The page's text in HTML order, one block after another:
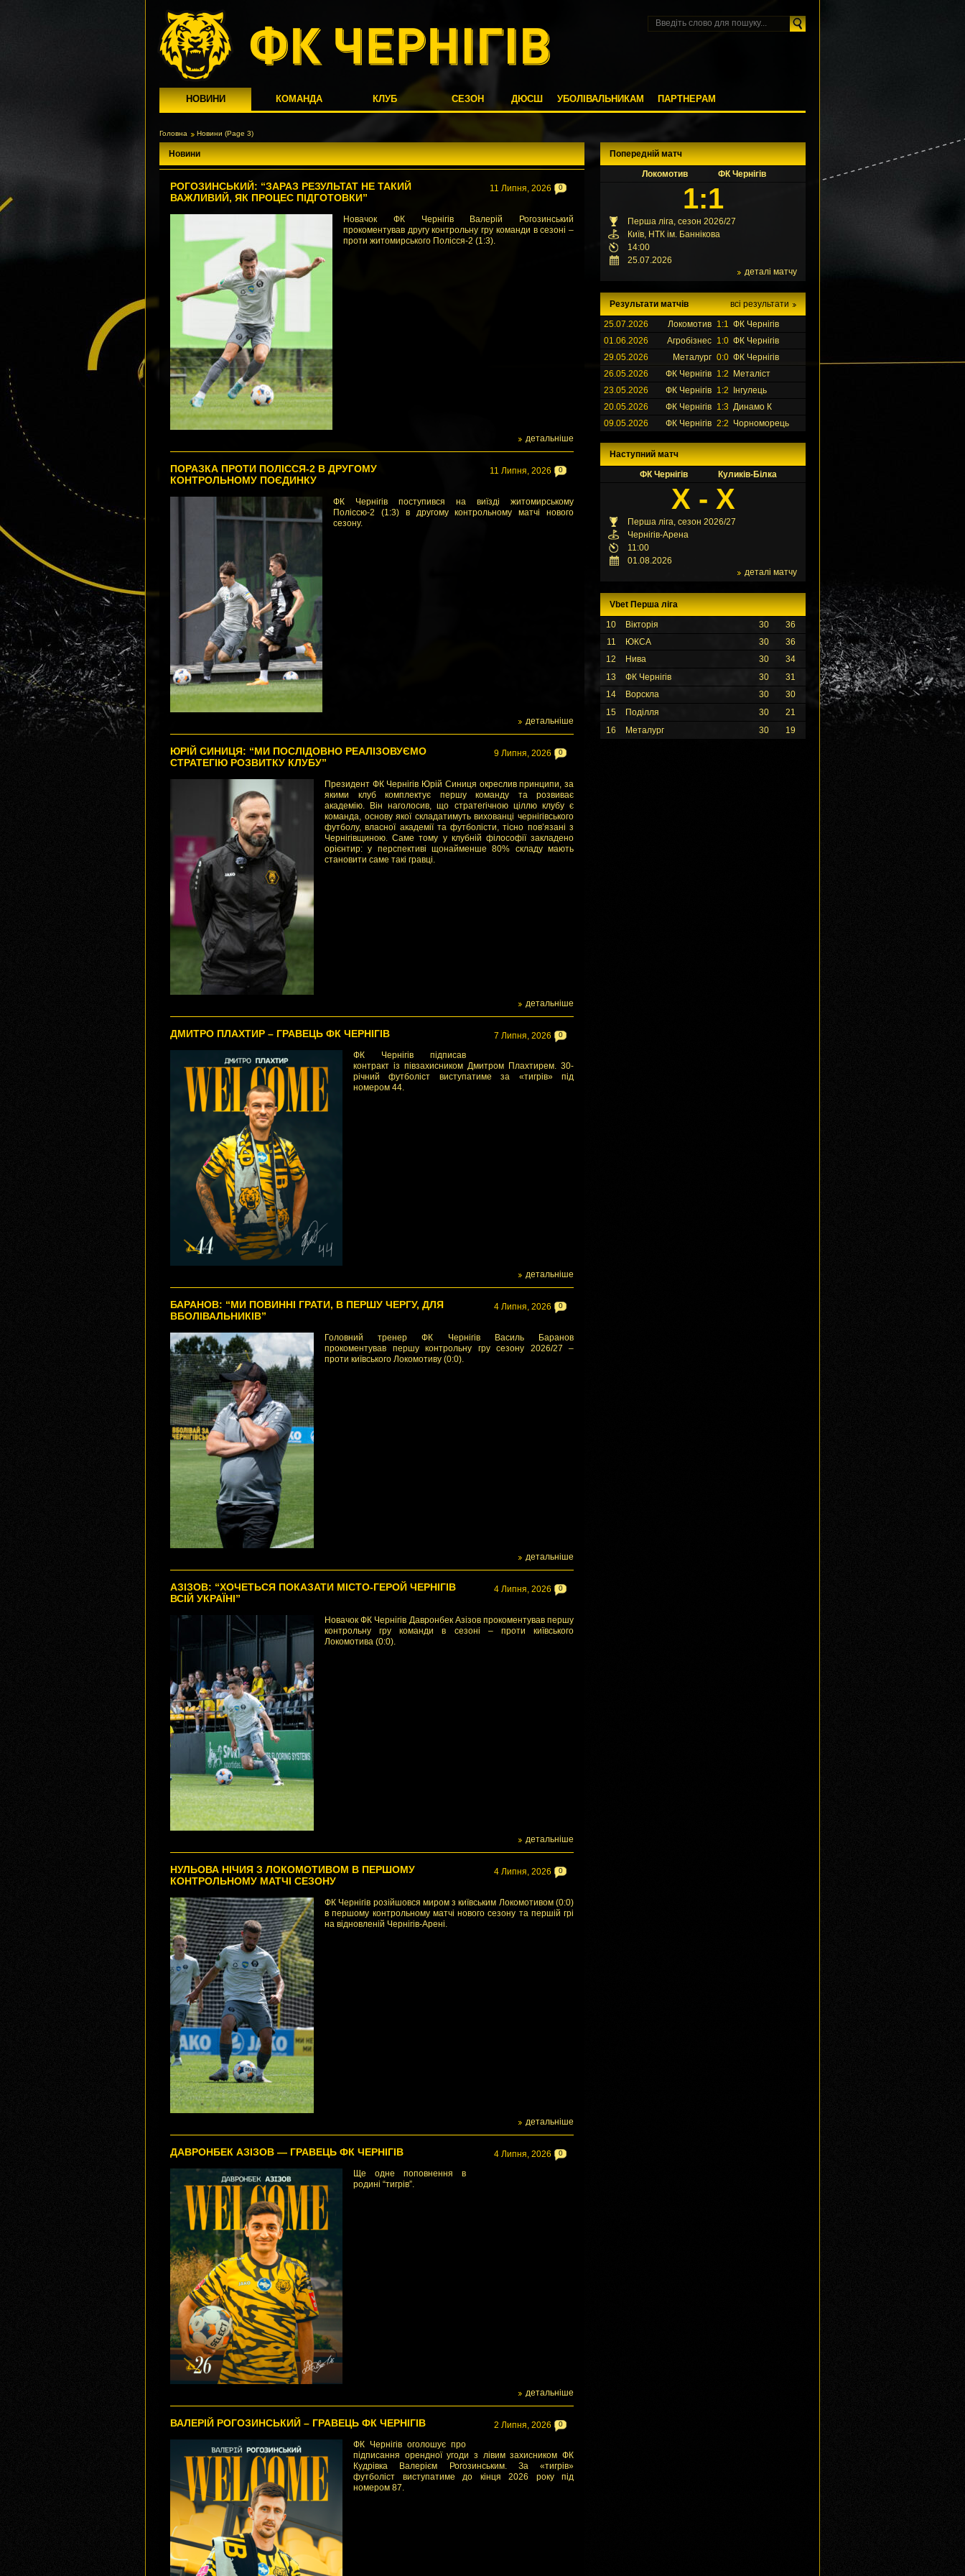
НОВИНИ КОМАНДА КЛУБ СЕЗОН ДЮСШ УБОЛІВАЛЬНИКАМ ПАРТНЕРАМ
Головна Новини (Page 3)
Новини
0
11 Липня, 2026
РОГОЗИНСЬКИЙ: “ЗАРАЗ РЕЗУЛЬТАТ НЕ ТАКИЙ
ВАЖЛИВИЙ, ЯК ПРОЦЕС ПІДГОТОВКИ”
Новачок ФК Чернігів Валерій Рогозинський
прокоментував другу контрольну гру команди в сезоні –
проти житомирського Полісся-2 (1:3).
детальніше
0
11 Липня, 2026
ПОРАЗКА ПРОТИ ПОЛІССЯ-2 В ДРУГОМУ
КОНТРОЛЬНОМУ ПОЄДИНКУ
ФК Чернігів поступився на виїзді житомирському
Поліссю-2 (1:3) в другому контрольному матчі нового
сезону.
детальніше
0
9 Липня, 2026
ЮРІЙ СИНИЦЯ: “МИ ПОСЛІДОВНО РЕАЛІЗОВУЄМО
СТРАТЕГІЮ РОЗВИТКУ КЛУБУ”
Президент ФК Чернігів Юрій Синиця окреслив принципи, за
якими клуб комплектує першу команду та розвиває
академію. Він наголосив, що стратегічною ціллю клубу є
команда, основу якої складатимуть вихованці чернігівського
футболу, власної академії та футболісти, тісно пов’язані з
Чернігівщиною. Саме тому у клубній філософії закладено
орієнтир: у перспективі щонайменше 80% складу мають
становити саме такі гравці.
детальніше
0
7 Липня, 2026
ДМИТРО ПЛАХТИР – ГРАВЕЦЬ ФК ЧЕРНІГІВ
ФК Чернігів підписав
контракт із півзахисником Дмитром Плахтирем. 30-
річний футболіст виступатиме за «тигрів» під
номером 44.
детальніше
0
4 Липня, 2026
БАРАНОВ: “МИ ПОВИННІ ГРАТИ, В ПЕРШУ ЧЕРГУ, ДЛЯ
ВБОЛІВАЛЬНИКІВ”
Головний тренер ФК Чернігів Василь Баранов
прокоментував першу контрольну гру сезону 2026/27 –
проти київського Локомотиву (0:0).
детальніше
0
4 Липня, 2026
АЗІЗОВ: “ХОЧЕТЬСЯ ПОКАЗАТИ МІСТО-ГЕРОЙ ЧЕРНІГІВ
ВСІЙ УКРАЇНІ”
Новачок ФК Чернігів Давронбек Азізов прокоментував першу
контрольну гру команди в сезоні – проти київського
Локомотива (0:0).
детальніше
0
4 Липня, 2026
НУЛЬОВА НІЧИЯ З ЛОКОМОТИВОМ В ПЕРШОМУ
КОНТРОЛЬНОМУ МАТЧІ CЕЗОНУ
ФК Чернігів розійшовся миром з київським Локомотивом (0:0)
в першому контрольному матчі нового сезону та першій грі
на відновленій Чернігів-Арені.
детальніше
0
4 Липня, 2026
ДАВРОНБЕК АЗІЗОВ — ГРАВЕЦЬ ФК ЧЕРНІГІВ
Ще одне поповнення в
родині “тигрів”.
детальніше
0
2 Липня, 2026
ВАЛЕРІЙ РОГОЗИНСЬКИЙ – ГРАВЕЦЬ ФК ЧЕРНІГІВ
ФК Чернігів оголошує про
підписання орендної угоди з лівим захисником ФК
Кудрівка Валерієм Рогозинським. За «тигрів»
футболіст виступатиме до кінця 2026 року під
номером 87.
Попередній матч
Локомотив
ФК Чернігів
1:1
Перша ліга, сезон 2026/27
Київ, НТК ім. Баннікова
14:00
25.07.2026
деталі матчу
всі результати
Результати матчів
25.07.2026
Локомотив 1:1 ФК Чернігів
01.06.2026
Агробізнес 1:0 ФК Чернігів
29.05.2026
Металург 0:0 ФК Чернігів
26.05.2026
ФК Чернігів 1:2
Металіст
23.05.2026
ФК Чернігів 1:2
Інгулець
20.05.2026
ФК Чернігів 1:3 Динамо К
09.05.2026
ФК Чернігів 2:2 Чорноморець
Наступний матч
ФК Чернігів
Куликів-Білка
X - X
Перша ліга, сезон 2026/27
Чернігів-Арена
11:00
01.08.2026
деталі матчу
Vbet Перша ліга
10
Вікторія 30
36
11
ЮКСА 30
36
12
Нива 30
34
13
ФК Чернігів 30
31
14
Ворскла 30
30
15
Поділля 30
21
16
Металург 30 19